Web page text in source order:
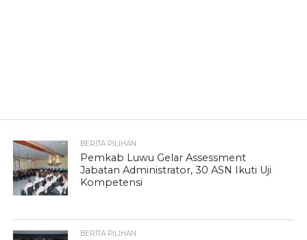
BERITA PILIHAN
Pemkab Luwu Gelar Assessment
Jabatan Administrator, 30 ASN Ikuti Uji
Kompetensi
BERITA PILIHAN